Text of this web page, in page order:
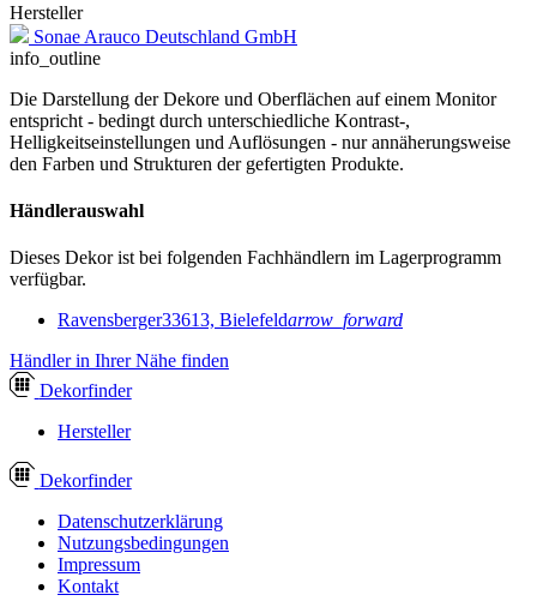
Hersteller
Sonae Arauco Deutschland GmbH
info_outline
Die Darstellung der Dekore und Oberflächen auf einem Monitor
entspricht - bedingt durch unterschiedliche Kontrast-,
Helligkeitseinstellungen und Auflösungen - nur annäherungsweise
den Farben und Strukturen der gefertigten Produkte.
Händlerauswahl
Dieses Dekor ist bei folgenden Fachhändlern im Lagerprogramm
verfügbar.
Ravensberger33613, Bielefeldarrow_forward
Händler in Ihrer Nähe finden
Dekorfinder
Hersteller
Dekorfinder
Datenschutzerklärung
Nutzungsbedingungen
Impressum
Kontakt